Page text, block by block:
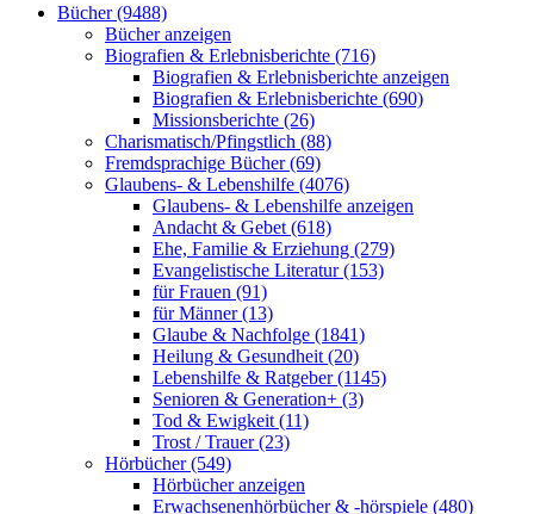
Bücher (9488)
Bücher anzeigen
Biografien & Erlebnisberichte (716)
Biografien & Erlebnisberichte anzeigen
Biografien & Erlebnisberichte (690)
Missionsberichte (26)
Charismatisch/Pfingstlich (88)
Fremdsprachige Bücher (69)
Glaubens- & Lebenshilfe (4076)
Glaubens- & Lebenshilfe anzeigen
Andacht & Gebet (618)
Ehe, Familie & Erziehung (279)
Evangelistische Literatur (153)
für Frauen (91)
für Männer (13)
Glaube & Nachfolge (1841)
Heilung & Gesundheit (20)
Lebenshilfe & Ratgeber (1145)
Senioren & Generation+ (3)
Tod & Ewigkeit (11)
Trost / Trauer (23)
Hörbücher (549)
Hörbücher anzeigen
Erwachsenenhörbücher & -hörspiele (480)